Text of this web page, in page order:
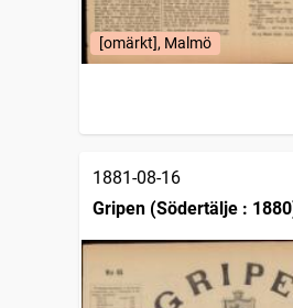
[omärkt], Malmö
1881-08-16
Gripen (Södertälje :